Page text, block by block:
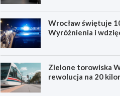
Wrocław świętuje
Wyróżnienia i
Zielone torowiska
rewolucja na 20